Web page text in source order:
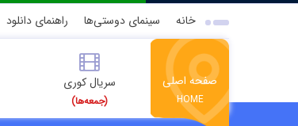
خانه سینمای دوستی‌ها راهنمای دانلود
صفحه اصلی
HOME
سریال کوری
(جمعه‌ها)